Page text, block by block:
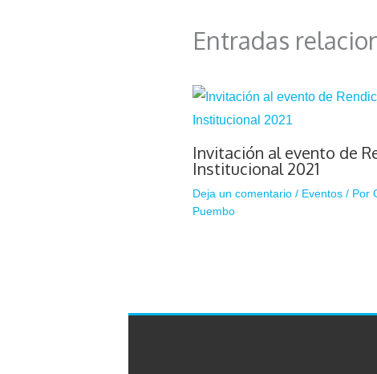
Entradas
Invitación al evento de
Institucional 2021
Deja un comentario / Eventos / Por
Puembo